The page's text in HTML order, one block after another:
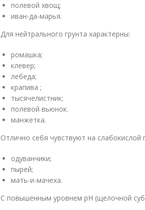
полевой хвощ;
иван-да-марья.
Для нейтрального грунта характерны:
ромашка;
клевер;
лебеда;
крапива ;
тысячелистник;
полевой вьюнок.
манжетка.
Отлично себя чувствуют на слабокислой
одуванчики;
пырей;
мать-и-мачеха.
С повышенным уровнем рН (щелочной